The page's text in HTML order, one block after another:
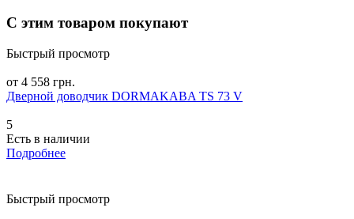
С этим товаром покупают
Быстрый просмотр
от 4 558 грн.
Дверной доводчик DORMAKABA TS 73 V
5
Есть в наличии
Подробнее
Быстрый просмотр